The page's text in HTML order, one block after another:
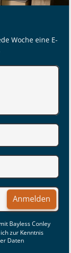
Woche eine E-
Anmelden
Bayless Conley
zur Kenntnis
Daten